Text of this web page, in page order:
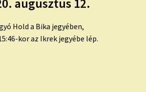
augusztus 12.
Hold a Bika jegyében,
kor az Ikrek jegyébe lép.